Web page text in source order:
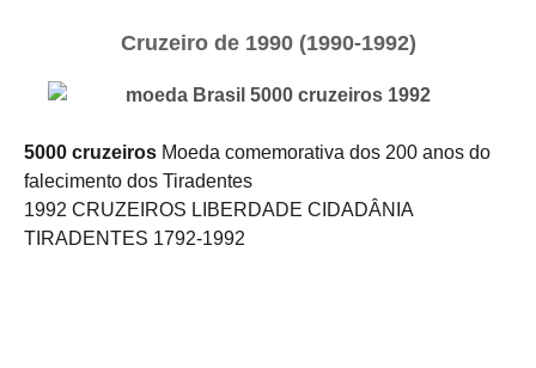
Cruzeiro de 1990 (1990-1992)
5000 cruzeiros Moeda comemorativa dos 200 anos do
falecimento dos Tiradentes
1992 CRUZEIROS LIBERDADE CIDADÂNIA
TIRADENTES 1792-1992